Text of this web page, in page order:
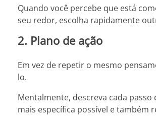
Quando você percebe que está
seu redor, escolha rapidamente
2. Plano de ação
Em vez de repetir o mesmo
lo.
Mentalmente, descreva cada
mais específica possível e também